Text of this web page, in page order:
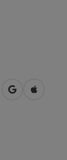
Otevřít vOtevřít v